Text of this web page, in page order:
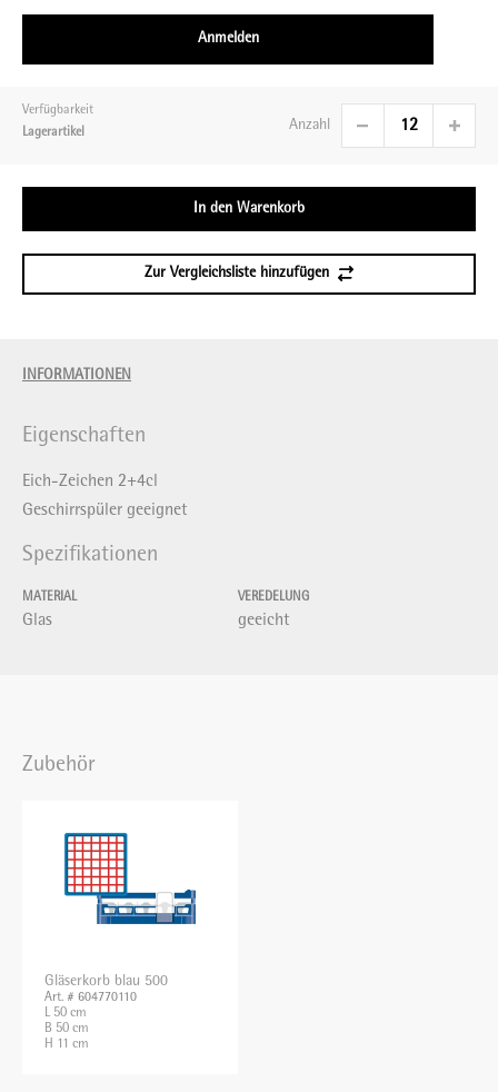
Anmelden
Verfügbarkeit
Lagerartikel
Anzahl
In den Warenkorb
Zur Vergleichsliste hinzufügen
INFORMATIONEN
Eigenschaften
Eich-Zeichen 2+4cl
Geschirrspüler geeignet
Spezifikationen
MATERIAL
Glas
VEREDELUNG
geeicht
Zubehör
Gläserkorb blau 500
Art. # 604770110
L 50 cm
B 50 cm
H 11 cm